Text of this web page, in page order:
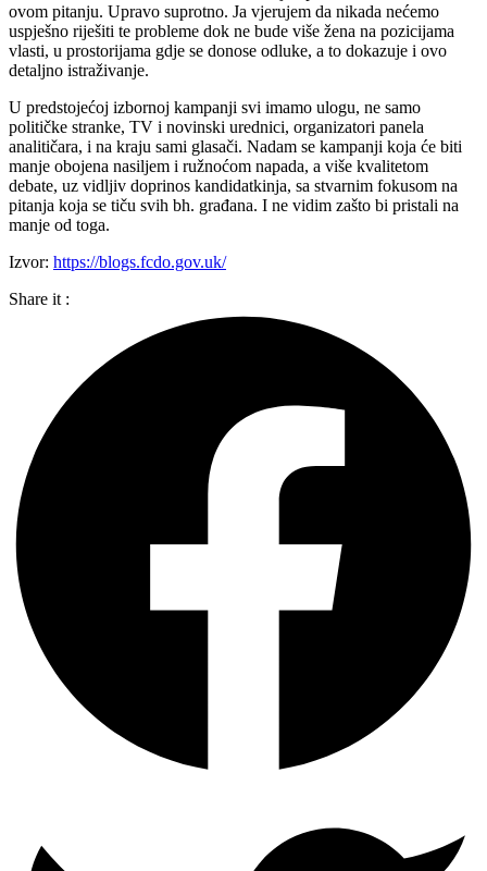
ovom pitanju. Upravo suprotno. Ja vjerujem da nikada nećemo
uspješno riješiti te probleme dok ne bude više žena na pozicijama
vlasti, u prostorijama gdje se donose odluke, a to dokazuje i ovo
detaljno istraživanje.
U predstojećoj izbornoj kampanji svi imamo ulogu, ne samo
političke stranke, TV i novinski urednici, organizatori panela
analitičara, i na kraju sami glasači. Nadam se kampanji koja će biti
manje obojena nasiljem i ružnoćom napada, a više kvalitetom
debate, uz vidljiv doprinos kandidatkinja, sa stvarnim fokusom na
pitanja koja se tiču svih bh. građana. I ne vidim zašto bi pristali na
manje od toga.
Izvor: https://blogs.fcdo.gov.uk/
Share it :